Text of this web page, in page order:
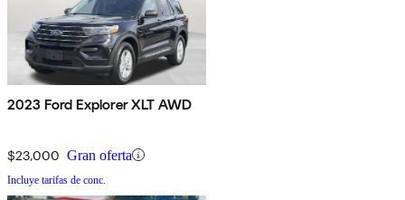
2023 Ford Explorer XLT AWD
$23,000 Gran oferta
Incluye tarifas de conc.